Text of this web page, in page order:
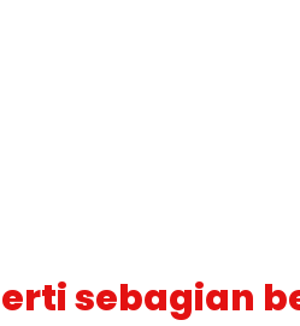
sebagian